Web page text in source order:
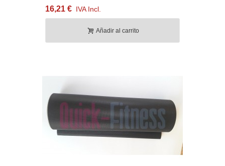
16,21 € IVA Incl.
Añadir al carrito